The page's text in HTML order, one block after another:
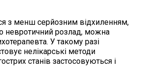
з менш серйозним відхиленням,
невротичний розлад, можна
У такому разі
нелікарські методи
станів застосовуються і